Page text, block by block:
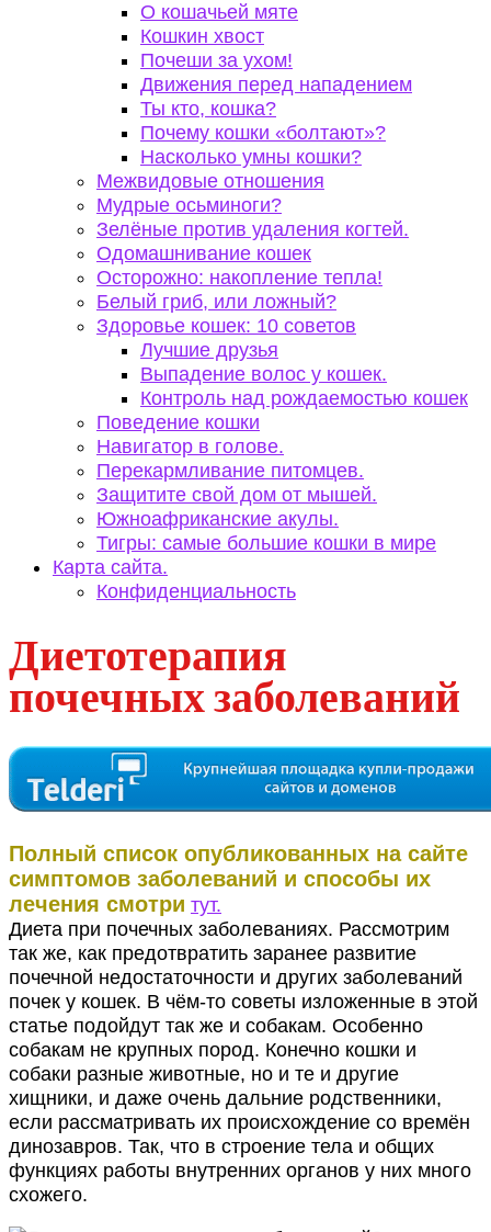
О кошачьей мяте
Кошкин хвост
Почеши за ухом!
Движения перед нападением
Ты кто, кошка?
Почему кошки «болтают»?
Насколько умны кошки?
Межвидовые отношения
Мудрые осьминоги?
Зелёные против удаления когтей.
Одомашнивание кошек
Осторожно: накопление тепла!
Белый гриб, или ложный?
Здоровье кошек: 10 советов
Лучшие друзья
Выпадение волос у кошек.
Контроль над рождаемостью кошек
Поведение кошки
Навигатор в голове.
Перекармливание питомцев.
Защитите свой дом от мышей.
Южноафриканские акулы.
Тигры: самые большие кошки в мире
Карта сайта.
Конфиденциальность
Диетотерапия
почечных заболеваний
Полный список опубликованных на сайте
симптомов заболеваний и способы их
лечения смотри тут.
Диета при почечных заболеваниях. Рассмотрим
так же, как предотвратить заранее развитие
почечной недостаточности и других заболеваний
почек у кошек. В чём-то советы изложенные в этой
статье подойдут так же и собакам. Особенно
собакам не крупных пород. Конечно кошки и
собаки разные животные, но и те и другие
хищники, и даже очень дальние родственники,
если рассматривать их происхождение со времён
динозавров. Так, что в строение тела и общих
функциях работы внутренних органов у них много
схожего.